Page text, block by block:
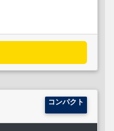
コンパクト